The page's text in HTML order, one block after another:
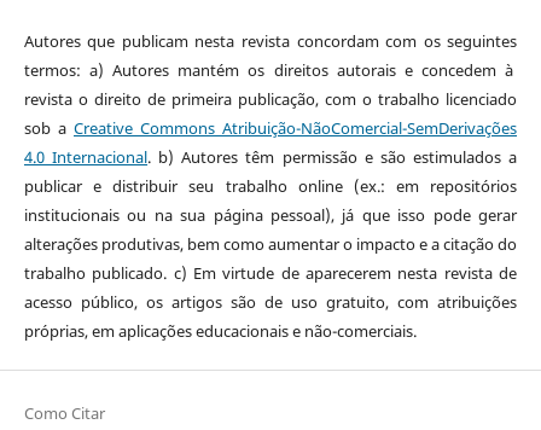
Autores que publicam nesta revista concordam com os seguintes
termos: a) Autores mantém os direitos autorais e concedem à
revista o direito de primeira publicação, com o trabalho licenciado
sob a Creative Commons Atribuição-NãoComercial-SemDerivações
4.0 Internacional. b) Autores têm permissão e são estimulados a
publicar e distribuir seu trabalho online (ex.: em repositórios
institucionais ou na sua página pessoal), já que isso pode gerar
alterações produtivas, bem como aumentar o impacto e a citação do
trabalho publicado. c) Em virtude de aparecerem nesta revista de
acesso público, os artigos são de uso gratuito, com atribuições
próprias, em aplicações educacionais e não-comerciais.
Como Citar